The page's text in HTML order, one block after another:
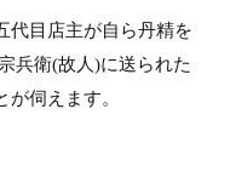
代目店主が自ら丹精を
兵衛(故人)に送られた
伺えます。